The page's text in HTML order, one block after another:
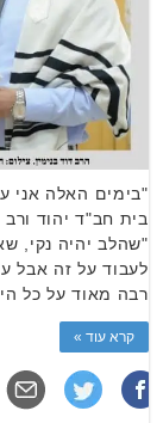
"בימים האלה אני
בית חב"ד יהוד
"שהלב יהיה נקי,
לעבוד על זה אבל
רבה מאוד על כל
קרא עוד »